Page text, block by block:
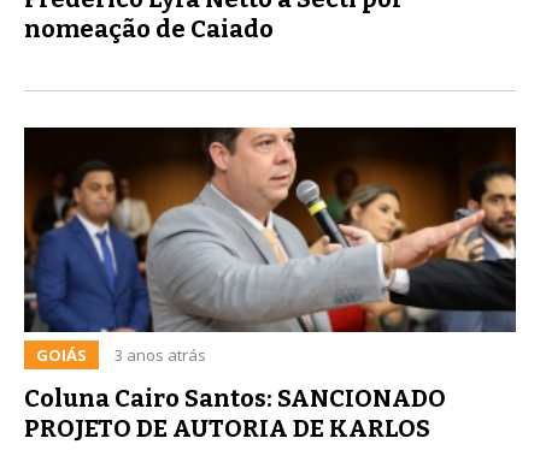
nomeação de Caiado
GOIÁS 3 anos atrás
Coluna Cairo Santos: SANCIONADO
PROJETO DE AUTORIA DE KARLOS